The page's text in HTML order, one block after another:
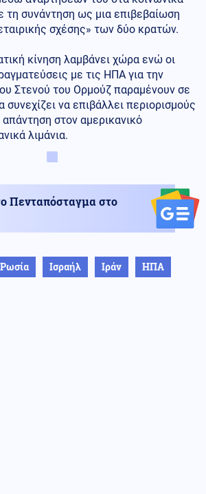
τη συνάντηση ως μια επιβεβαίωση
σχέσης» των δύο κρατών.
κίνηση λαμβάνει χώρα ενώ οι
με τις ΗΠΑ για την
Στενού του Ορμούζ παραμένουν σε
συνεχίζει να επιβάλλει περιορισμούς
στον αμερικανικό
λιμάνια.
Πενταπόσταγμα στο
Ρωσία Ισραήλ Ιράν ΗΠΑ